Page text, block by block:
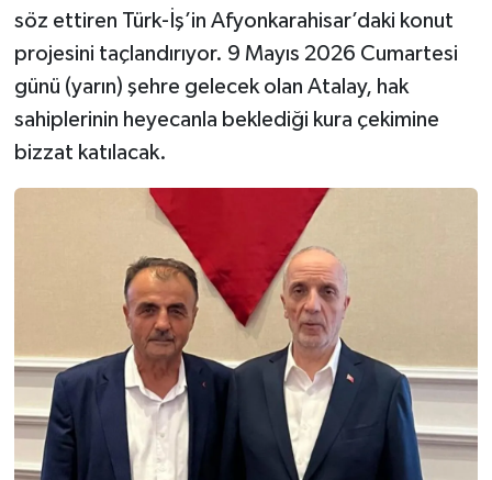
söz ettiren Türk-İş’in Afyonkarahisar’daki konut
projesini taçlandırıyor. 9 Mayıs 2026 Cumartesi
günü (yarın) şehre gelecek olan Atalay, hak
sahiplerinin heyecanla beklediği kura çekimine
bizzat katılacak.